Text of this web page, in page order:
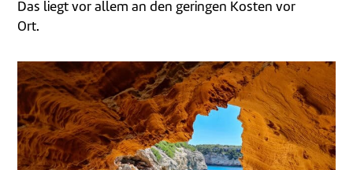
Das liegt vor allem an den geringen Kosten vor
Ort.